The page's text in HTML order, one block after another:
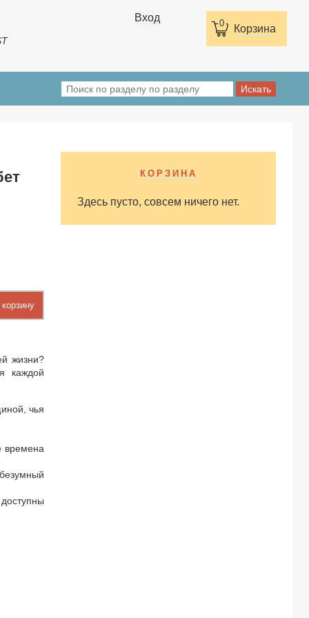
0 Корзина
Вход
жизни?
каждой
чья
времена
КОРЗИНА
Здесь пусто, совсем ничего нет.